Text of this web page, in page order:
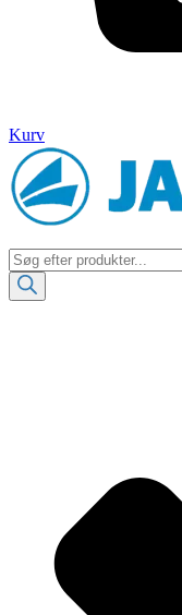
Kurv
Products
search